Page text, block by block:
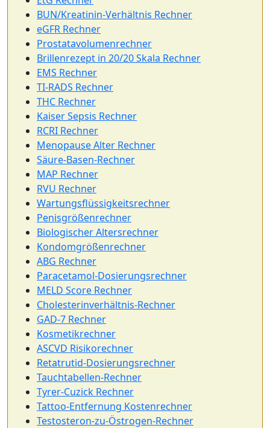
BUN/Kreatinin-Verhältnis Rechner
eGFR Rechner
Prostatavolumenrechner
Brillenrezept in 20/20 Skala Rechner
EMS Rechner
TI-RADS Rechner
THC Rechner
Kaiser Sepsis Rechner
RCRI Rechner
Menopause Alter Rechner
Säure-Basen-Rechner
MAP Rechner
RVU Rechner
Wartungsflüssigkeitsrechner
Penisgrößenrechner
Biologischer Altersrechner
Kondomgrößenrechner
ABG Rechner
Paracetamol-Dosierungsrechner
MELD Score Rechner
Cholesterinverhältnis-Rechner
GAD-7 Rechner
Kosmetikrechner
ASCVD Risikorechner
Retatrutid-Dosierungsrechner
Tauchtabellen-Rechner
Tyrer-Cuzick Rechner
Tattoo-Entfernung Kostenrechner
Testosteron-zu-Östrogen-Rechner